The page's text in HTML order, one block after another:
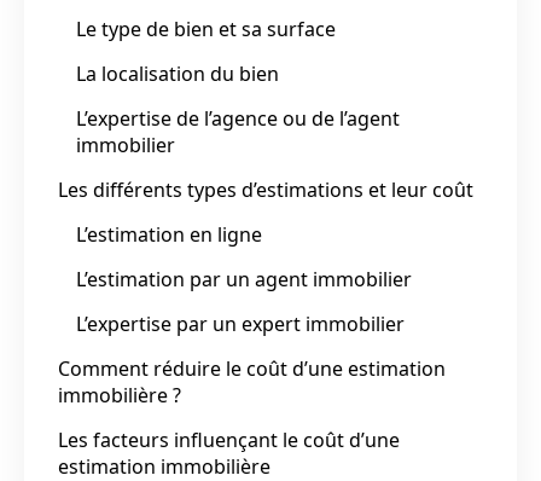
Le type de bien et sa surface
La localisation du bien
L’expertise de l’agence ou de l’agent
immobilier
Les différents types d’estimations et leur coût
L’estimation en ligne
L’estimation par un agent immobilier
L’expertise par un expert immobilier
Comment réduire le coût d’une estimation
immobilière ?
Les facteurs influençant le coût d’une
estimation immobilière